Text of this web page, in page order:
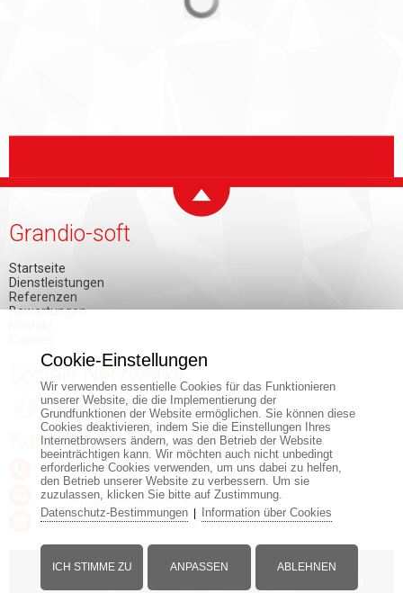
Grandio-soft
Startseite
Dienstleistungen
Referenzen
Bewertungen
Soziale Netzwerke
Kontakt
+421 903 150 884
info@grandiosoft.eu
WWW.GRANDIOSOFT.EU
Cookie-Einstellungen
Wir verwenden essentielle Cookies für das Funktionieren
unserer Website, die die Implementierung der
Grundfunktionen der Website ermöglichen. Sie können diese
Cookies deaktivieren, indem Sie die Einstellungen Ihres
Internetbrowsers ändern, was den Betrieb der Website
beeinträchtigen kann. Wir möchten auch nicht unbedingt
erforderliche Cookies verwenden, um uns dabei zu helfen,
den Betrieb unserer Website zu verbessern. Um sie
zuzulassen, klicken Sie bitte auf Zustimmung.
Datenschutz-Bestimmungen| Information über Cookies
ICH STIMME ZU ANPASSEN ABLEHNEN